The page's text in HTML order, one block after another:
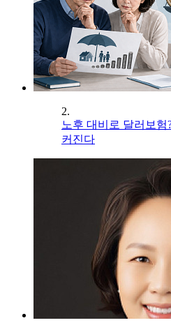
2.
노후 대비로 달러보
커진다